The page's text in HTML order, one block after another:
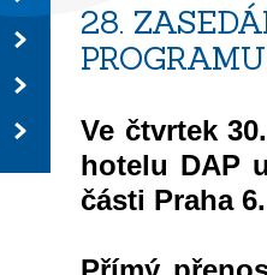
28.
PROGRAMU
Ve čtvrtek
hotelu DAP
části Praha 6.